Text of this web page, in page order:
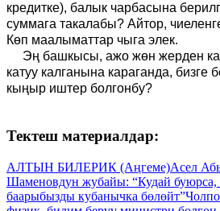
кредитке), балык чарбасына
суммага такалабы? Айтор,
Көп маалыматтар чыга элек.
Эң башкысы, ажо жөн жерден
катуу калганына караганда, бизге
кыңыр иштер болгонбу?
Тектеш материалдар:
АЛТЫН БИЛЕРИК (Аңгеме)Асел
Шаменовдун жубайы: “Кудай буюрса,
баарыбызды кубанычка бөлөйт”